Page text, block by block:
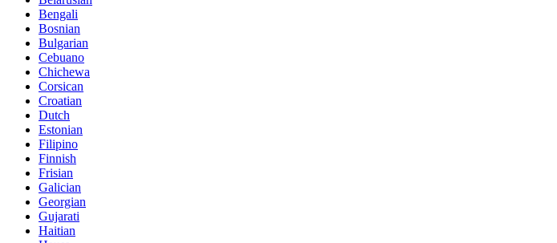
Bengali
Bosnian
Bulgarian
Cebuano
Chichewa
Corsican
Croatian
Dutch
Estonian
Filipino
Finnish
Frisian
Galician
Georgian
Gujarati
Haitian